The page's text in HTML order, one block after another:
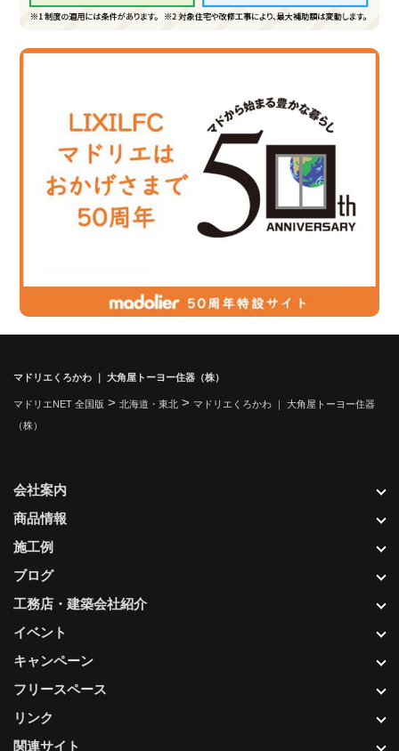
マドリエくろかわ ｜ 大角屋トーヨー住器（株）
マドリエNET 全国版 > 北海道・東北 > マドリエくろかわ ｜ 大角屋トーヨー住器
（株）
会社案内
商品情報
施工例
ブログ
工務店・建築会社紹介
イベント
キャンペーン
フリースペース
リンク
関連サイト